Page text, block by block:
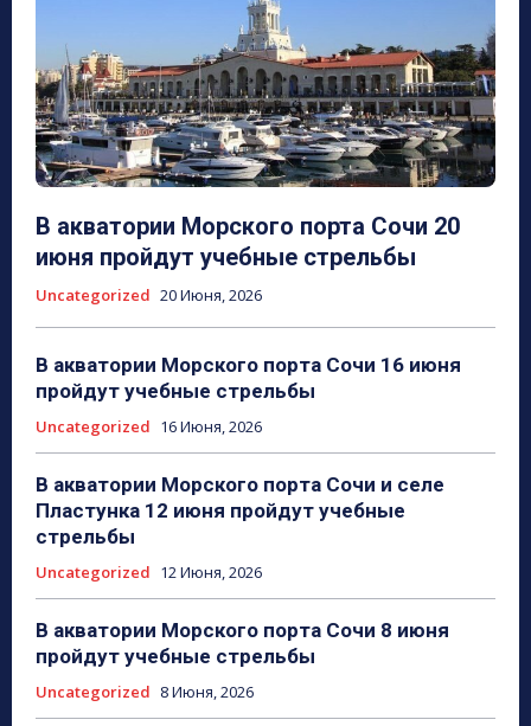
В акватории Морского порта Сочи 20
июня пройдут учебные стрельбы
Uncategorized 20 Июня, 2026
В акватории Морского порта Сочи 16 июня
пройдут учебные стрельбы
Uncategorized 16 Июня, 2026
В акватории Морского порта Сочи и селе
Пластунка 12 июня пройдут учебные
стрельбы
Uncategorized 12 Июня, 2026
В акватории Морского порта Сочи 8 июня
пройдут учебные стрельбы
Uncategorized 8 Июня, 2026